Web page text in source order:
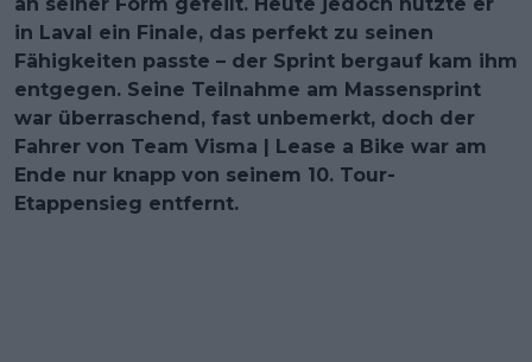
in Laval ein Finale, das perfekt zu seinen
Fähigkeiten passte – der Sprint bergauf kam ihm
entgegen. Seine Teilnahme am Massensprint
war überraschend, fast unbemerkt, doch der
Fahrer von Team Visma | Lease a Bike war am
Ende nur knapp von seinem 10. Tour-
Etappensieg entfernt.